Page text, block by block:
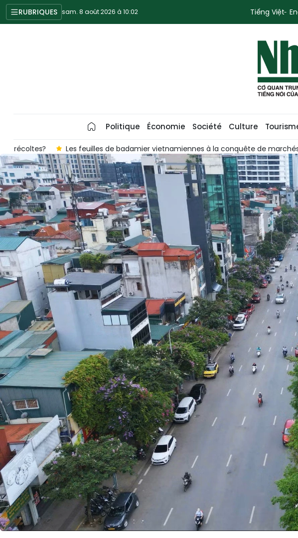
RUBRIQUES sam. 8 août 2026 à 10:02 Tiếng Việt
Politique Économie Société Culture
Les feuilles de badamier vietnamiennes à la conquête de marchés